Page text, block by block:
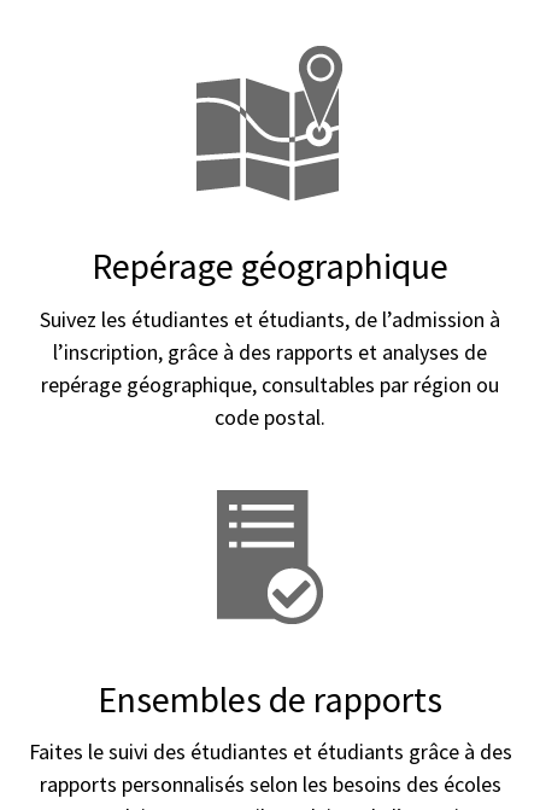
Repérage géographique
Suivez les étudiantes et étudiants, de l’admission à
l’inscription, grâce à des rapports et analyses de
repérage géographique, consultables par région ou
code postal.
Ensembles de rapports
Faites le suivi des étudiantes et étudiants grâce à des
rapports personnalisés selon les besoins des écoles